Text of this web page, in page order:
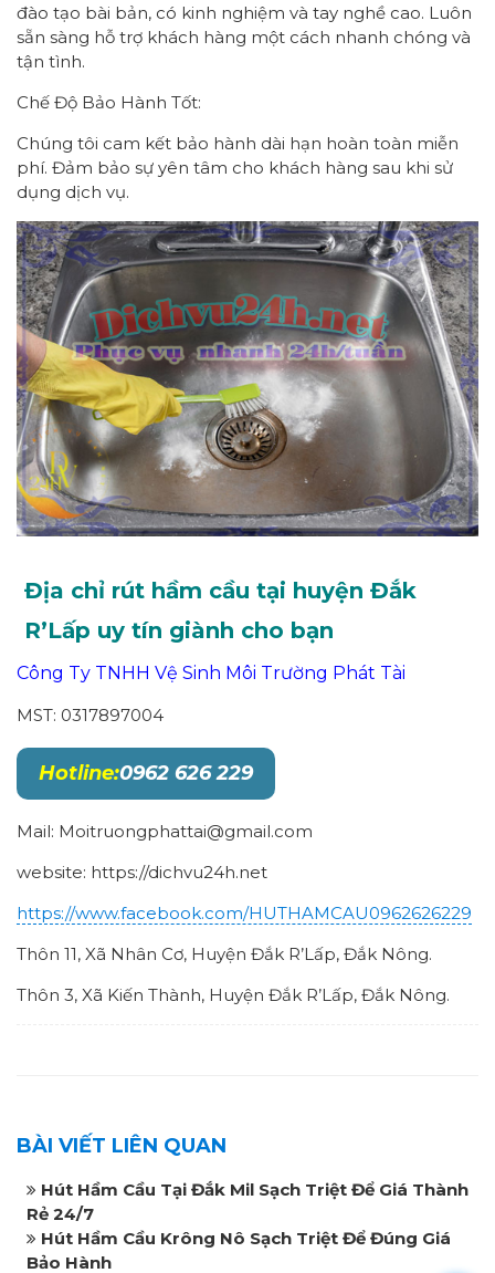
đào tạo bài bản, có kinh nghiệm và tay nghề cao. Luôn
sẵn sàng hỗ trợ khách hàng một cách nhanh chóng và
tận tình.
Chế Độ Bảo Hành Tốt:
Chúng tôi cam kết bảo hành dài hạn hoàn toàn miễn
phí. Đảm bảo sự yên tâm cho khách hàng sau khi sử
dụng dịch vụ.
Địa chỉ rút hầm cầu tại huyện Đắk
R’Lấp uy tín giành cho bạn
Công Ty TNHH Vệ Sinh Môi Trường Phát Tài
MST: 0317897004
Hotline:0962 626 229
Mail: Moitruongphattai@gmail.com
website: https://dichvu24h.net
https://www.facebook.com/HUTHAMCAU0962626229
Thôn 11, Xã Nhân Cơ, Huyện Đắk R’Lấp, Đắk Nông.
Thôn 3, Xã Kiến Thành, Huyện Đắk R’Lấp, Đắk Nông.
BÀI VIẾT LIÊN QUAN
Hút Hầm Cầu Tại Đắk Mil Sạch Triệt Để Giá Thành
Rẻ 24/7
Hút Hầm Cầu Krông Nô Sạch Triệt Để Đúng Giá
Bảo Hành